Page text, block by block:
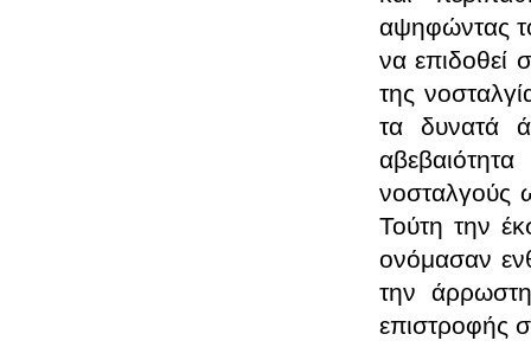
αψηφώντας
να επιδοθεί
της
τα δυνατά
νοσταλγούς
Τούτη την
ονόμασαν
την
επιστροφής